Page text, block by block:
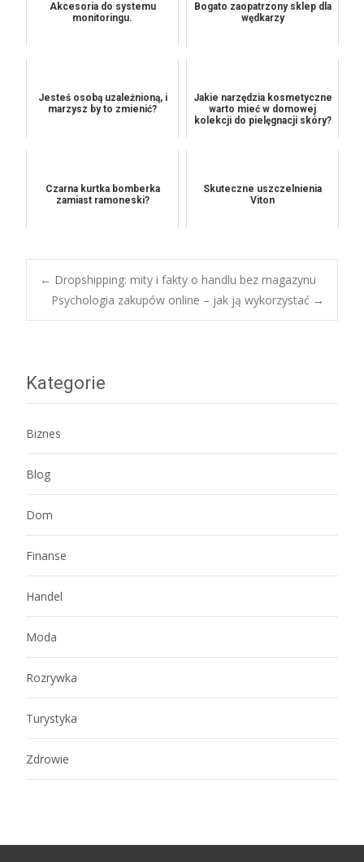
Akcesoria do systemu
monitoringu.
Bogato zaopatrzony sklep dla
wędkarzy
Jesteś osobą uzależnioną, i
marzysz by to zmienić?
Jakie narzędzia kosmetyczne
warto mieć w domowej
kolekcji do pielęgnacji skóry?
Czarna kurtka bomberka
zamiast ramoneski?
Skuteczne uszczelnienia
Viton
Post
← Dropshipping: mity i fakty o handlu bez magazynu
Psychologia zakupów online – jak ją wykorzystać →
Kategorie
Biznes
Blog
Dom
Finanse
Handel
Moda
Rozrywka
Turystyka
Zdrowie